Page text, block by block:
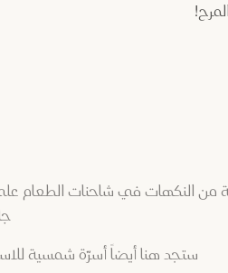
النكهات في شاحنات الطعام على
ستجد هنا أيضاً أسرّة شمسية